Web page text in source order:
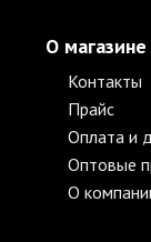
О магазине
Контакты
Прайс
Оплата и
Оптовые
О